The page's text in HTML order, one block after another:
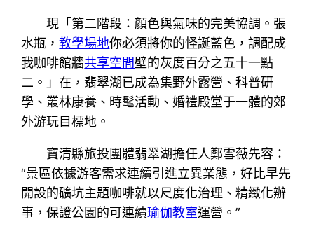
現「第二階段：顏色與氣味的完美協調。張
水瓶，教學場地你必須將你的怪誕藍色，調配成
我咖啡館牆共享空間壁的灰度百分之五十一點
二。」在，翡翠湖已成為集野外露營、科普研
學、叢林康養、時髦活動、婚禮殿堂于一體的郊
外游玩目標地。
寶清縣旅投團體翡翠湖擔任人鄭雪薇先容：
“景區依據游客需求連續引進立異業態，好比早先
開設的礦坑主題咖啡就以尺度化治理、精緻化辦
事，保證公園的可連續瑜伽教室運營。”